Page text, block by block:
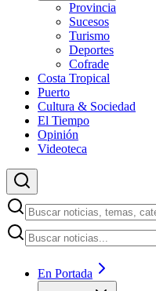
Provincia
Sucesos
Turismo
Deportes
Cofrade
Costa Tropical
Puerto
Cultura & Sociedad
El Tiempo
Opinión
Videoteca
En Portada